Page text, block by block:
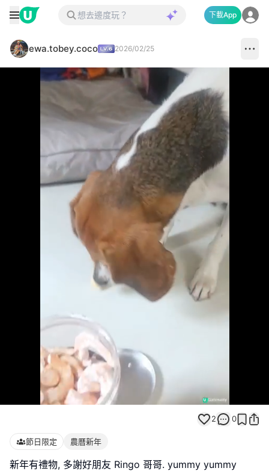
下載App
ewa.tobey.coco 2026/02/25
100.00%
2 0
節日限定 農曆新年
新年有禮物, 多謝好朋友 Ringo 哥哥. yummy yummy